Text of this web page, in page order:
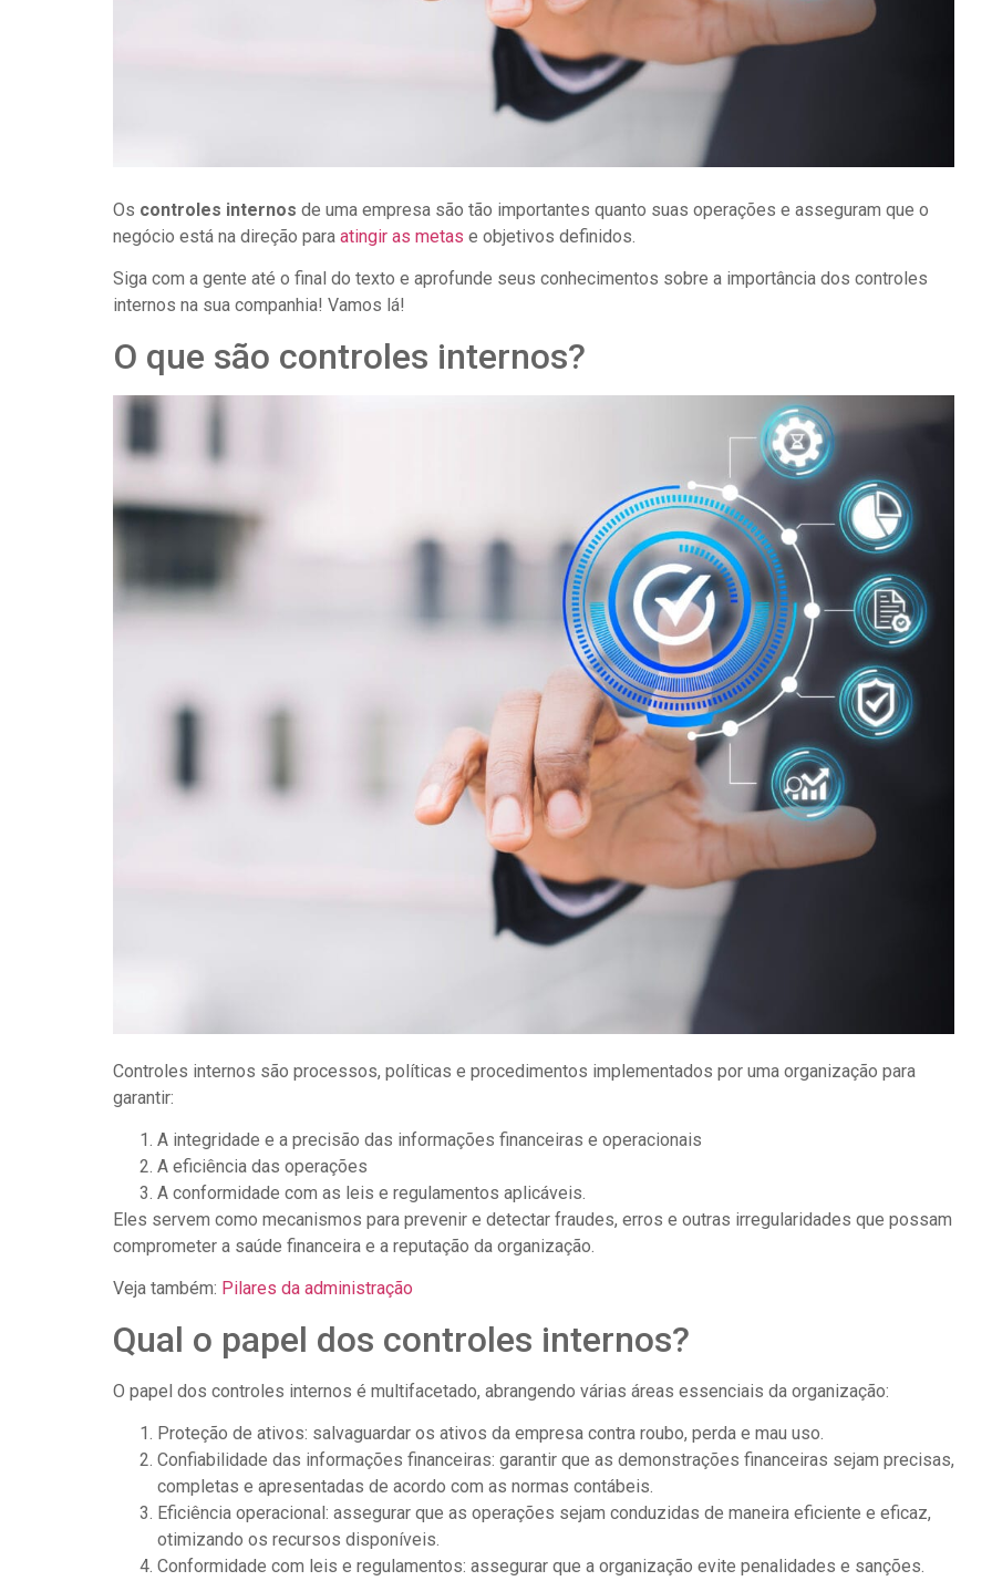
Os controles internos de uma empresa são tão importantes quanto suas operações e asseguram que o
negócio está na direção para atingir as metas e objetivos definidos.
Siga com a gente até o final do texto e aprofunde seus conhecimentos sobre a importância dos controles
internos na sua companhia! Vamos lá!
O que são controles internos?
Controles internos são processos, políticas e procedimentos implementados por uma organização para
garantir:
A integridade e a precisão das informações financeiras e operacionais
A eficiência das operações
A conformidade com as leis e regulamentos aplicáveis.
Eles servem como mecanismos para prevenir e detectar fraudes, erros e outras irregularidades que possam
comprometer a saúde financeira e a reputação da organização.
Veja também: Pilares da administração
Qual o papel dos controles internos?
O papel dos controles internos é multifacetado, abrangendo várias áreas essenciais da organização:
Proteção de ativos: salvaguardar os ativos da empresa contra roubo, perda e mau uso.
Confiabilidade das informações financeiras: garantir que as demonstrações financeiras sejam precisas,
completas e apresentadas de acordo com as normas contábeis.
Eficiência operacional: assegurar que as operações sejam conduzidas de maneira eficiente e eficaz,
otimizando os recursos disponíveis.
Conformidade com leis e regulamentos: assegurar que a organização evite penalidades e sanções.